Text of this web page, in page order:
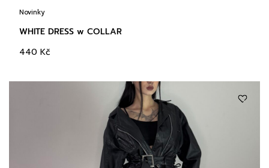
Novinky
WHITE DRESS w COLLAR
440 Kč